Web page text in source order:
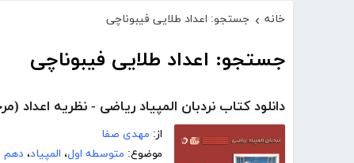
خانه › جستجو: اعداد طلایی فیبوناچی
جستجو: اعداد طلایی فیبوناچی
دانلود کتاب نردبان المپیاد ریاضی - نظریه اعداد
از: مهدی صفا
موضوع: متوسطه اول، المپیاد، دهم